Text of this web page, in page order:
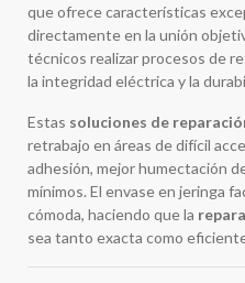
que ofrece características
directamente en la unión
técnicos realizar procesos de
la integridad eléctrica y la
Estas soluciones de
retrabajo en áreas de difícil
adhesión, mejor humectación
mínimos. El envase en jeringa
cómoda, haciendo que la
sea tanto exacta como